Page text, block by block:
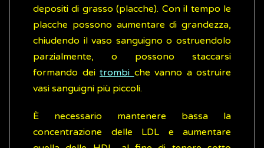
depositi di grasso (placche). Con il tempo le
placche possono aumentare di grandezza,
chiudendo il vaso sanguigno o ostruendolo
parzialmente, o possono staccarsi
formando dei trombi che vanno a ostruire
vasi sanguigni più piccoli.
È necessario mantenere bassa la
concentrazione delle LDL e aumentare